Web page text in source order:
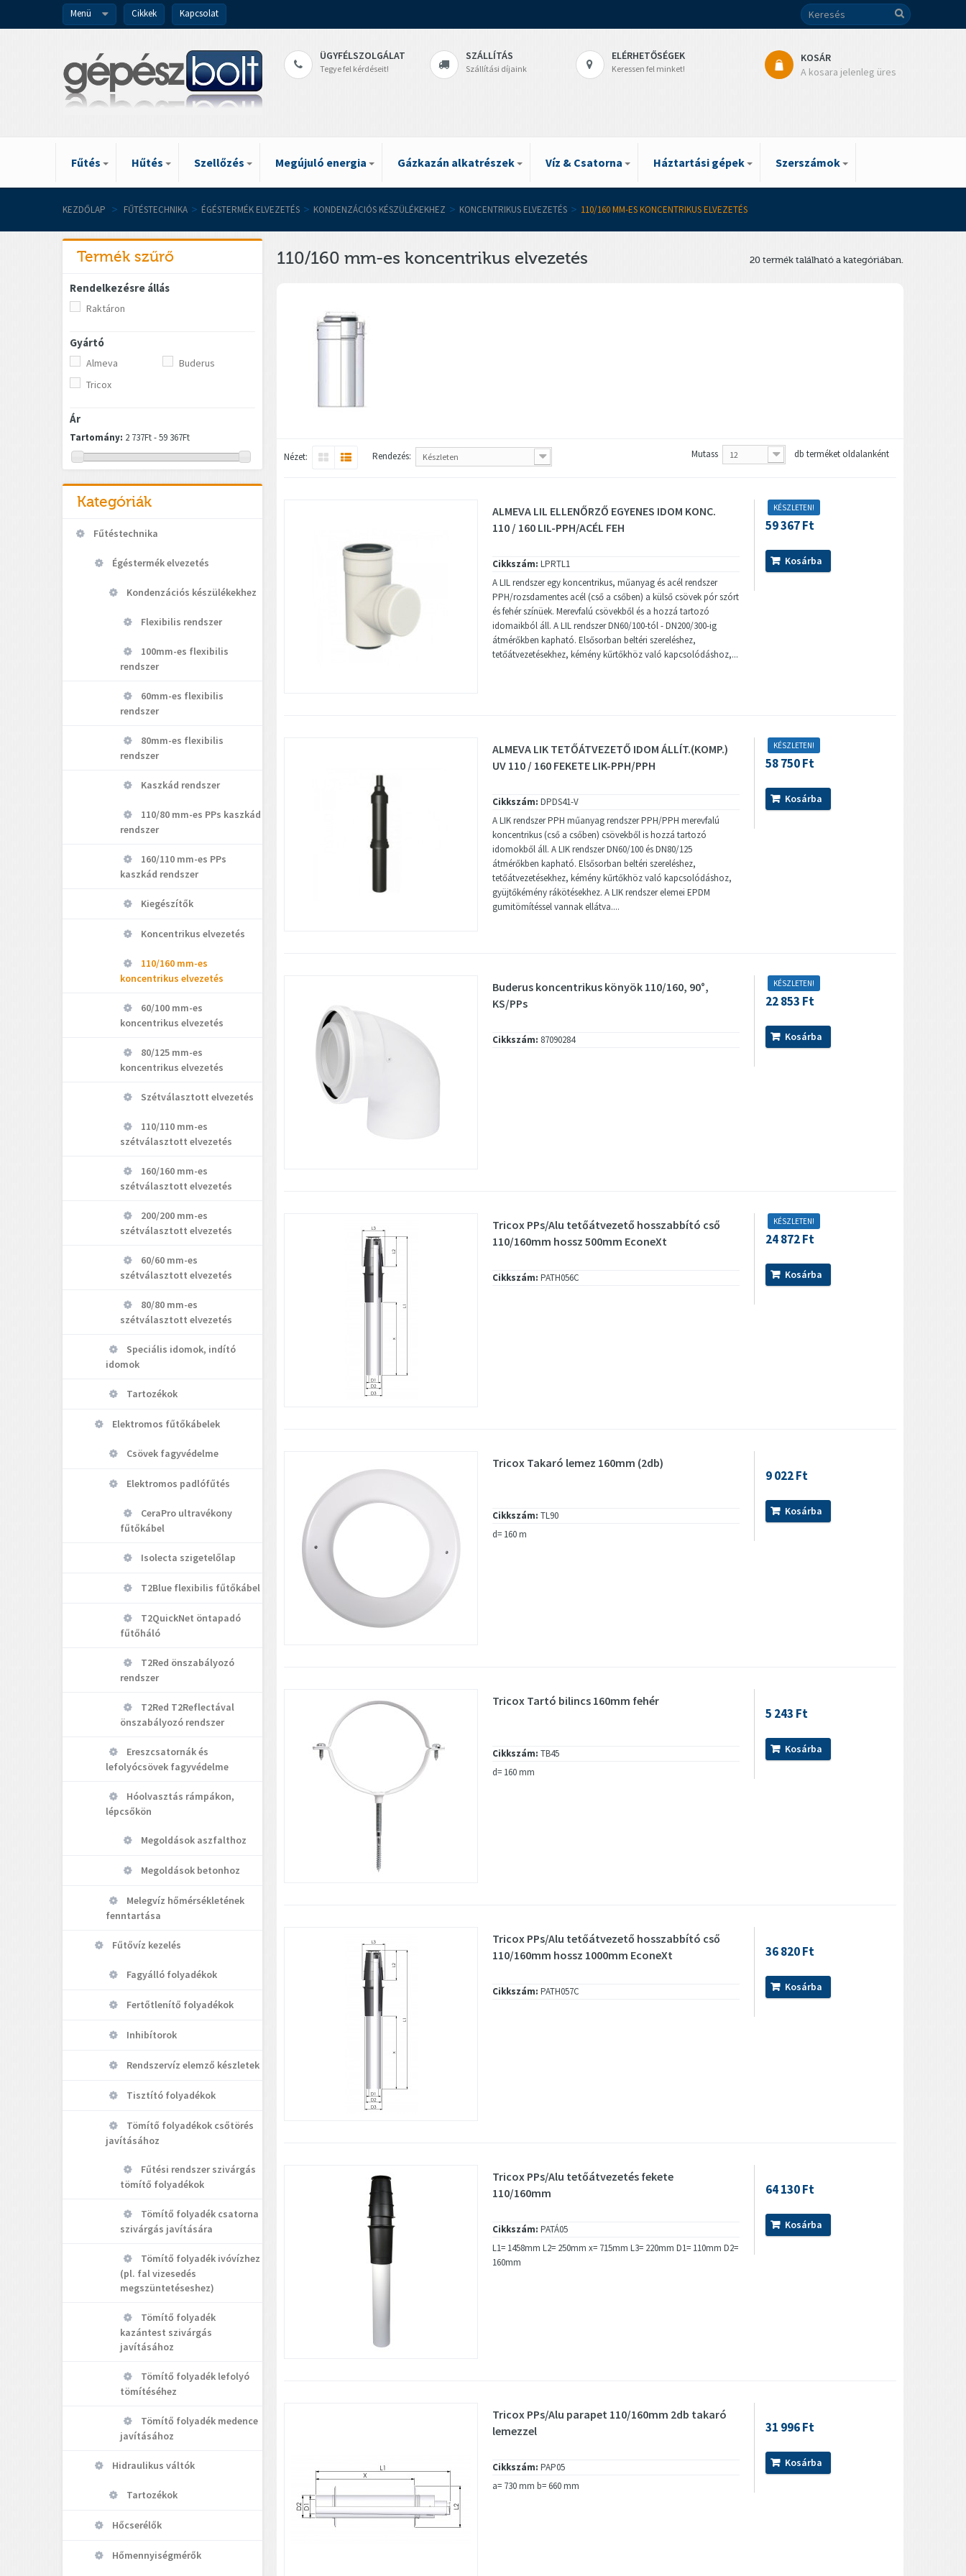
Menü Cikkek Kapcsolat
ÜGYFÉLSZOLGÁLAT
Tegye fel kérdéseit!
SZÁLLÍTÁS
Szállítási díjaink
ELÉRHETŐSÉGEK
Keressen fel minket!
KOSÁR
A kosara jelenleg üres
Fűtés Hűtés Szellőzés Megújuló energia Gázkazán alkatrészek Víz & Csatorna Háztartási gépek Szerszámok
KEZDŐLAP > FŰTÉSTECHNIKA > ÉGÉSTERMÉK ELVEZETÉS > KONDENZÁCIÓS KÉSZÜLÉKEKHEZ > KONCENTRIKUS ELVEZETÉS > 110/160 MM-ES KONCENTRIKUS ELVEZETÉS
Termék szűrő
Rendelkezésre állás
Raktáron
Gyártó
Almeva
Buderus
Tricox
Ár
Tartomány: 2 737Ft - 59 367Ft
Kategóriák
Fűtéstechnika
Égéstermék elvezetés
Kondenzációs készülékekhez
Flexibilis rendszer
100mm-es flexibilis
rendszer
60mm-es flexibilis
rendszer
80mm-es flexibilis
rendszer
Kaszkád rendszer
110/80 mm-es PPs kaszkád
rendszer
160/110 mm-es PPs
kaszkád rendszer
Kiegészítők
Koncentrikus elvezetés
110/160 mm-es
koncentrikus elvezetés
60/100 mm-es
koncentrikus elvezetés
80/125 mm-es
koncentrikus elvezetés
Szétválasztott elvezetés
110/110 mm-es
szétválasztott elvezetés
160/160 mm-es
szétválasztott elvezetés
200/200 mm-es
szétválasztott elvezetés
60/60 mm-es
szétválasztott elvezetés
80/80 mm-es
szétválasztott elvezetés
Speciális idomok, indító
idomok
Tartozékok
Elektromos fűtőkábelek
Csövek fagyvédelme
Elektromos padlófűtés
CeraPro ultravékony
fűtőkábel
Isolecta szigetelőlap
T2Blue flexibilis fűtőkábel
T2QuickNet öntapadó
fűtőháló
T2Red önszabályozó
rendszer
T2Red T2Reflectával
önszabályozó rendszer
Ereszcsatornák és
lefolyócsövek fagyvédelme
Hóolvasztás rámpákon,
lépcsőkön
Megoldások aszfalthoz
Megoldások betonhoz
Melegvíz hőmérsékletének
fenntartása
Fűtővíz kezelés
Fagyálló folyadékok
Fertőtlenítő folyadékok
Inhibítorok
Rendszervíz elemző készletek
Tisztító folyadékok
Tömítő folyadékok csőtörés
javításához
Fűtési rendszer szivárgás
tömítő folyadékok
Tömítő folyadék csatorna
szivárgás javítására
Tömítő folyadék ivóvízhez
(pl. fal vizesedés
megszüntetéseshez)
Tömítő folyadék
kazántest szivárgás
javításához
Tömítő folyadék lefolyó
tömítéséhez
Tömítő folyadék medence
javításához
Hidraulikus váltók
Tartozékok
Hőcserélők
Hőmennyiségmérők
110/160 mm-es koncentrikus elvezetés 20 termék található a kategóriában.
Nézet: Rendezés: Készleten Mutass 12 db terméket oldalanként
ALMEVA LIL ELLENŐRZŐ EGYENES IDOM KONC.
110 / 160 LIL-PPH/ACÉL FEH
Cikkszám: LPRTL1
A LIL rendszer egy koncentrikus, műanyag és acél rendszer
PPH/rozsdamentes acél (cső a csőben) a külső csövek pór szórt
és fehér színüek. Merevfalú csövekből és a hozzá tartozó
idomaikból áll. A LIL rendszer DN60/100-tól - DN200/300-ig
átmérőkben kapható. Elsősorban beltéri szereléshez,
tetőátvezetésekhez, kémény kűrtőkhöz való kapcsolódáshoz,...
KÉSZLETEN!
59 367 Ft
Kosárba
ALMEVA LIK TETŐÁTVEZETŐ IDOM ÁLLÍT.(KOMP.)
UV 110 / 160 FEKETE LIK-PPH/PPH
Cikkszám: DPDS41-V
A LIK rendszer PPH műanyag rendszer PPH/PPH merevfalú
koncentrikus (cső a csőben) csövekből is hozzá tartozó
idomokből áll. A LIK rendszer DN60/100 és DN80/125
átmérőkben kapható. Elsősorban beltéri szereléshez,
tetőátvezetésekhez, kémény kűrtőkhöz való kapcsolódáshoz,
gyüjtőkémény rákötésekhez. A LIK rendszer elemei EPDM
gumitömítéssel vannak ellátva....
KÉSZLETEN!
58 750 Ft
Kosárba
Buderus koncentrikus könyök 110/160, 90°,
KS/PPs
Cikkszám: 87090284
KÉSZLETEN!
22 853 Ft
Kosárba
Tricox PPs/Alu tetőátvezető hosszabbító cső
110/160mm hossz 500mm EconeXt
Cikkszám: PATH056C
KÉSZLETEN!
24 872 Ft
Kosárba
Tricox Takaró lemez 160mm (2db)
Cikkszám: TL90
d= 160 m
9 022 Ft
Kosárba
Tricox Tartó bilincs 160mm fehér
Cikkszám: TB45
d= 160 mm
5 243 Ft
Kosárba
Tricox PPs/Alu tetőátvezető hosszabbító cső
110/160mm hossz 1000mm EconeXt
Cikkszám: PATH057C
36 820 Ft
Kosárba
Tricox PPs/Alu tetőátvezetés fekete
110/160mm
Cikkszám: PATÁ05
L1= 1458mm L2= 250mm x= 715mm L3= 220mm D1= 110mm D2=
160mm
64 130 Ft
Kosárba
Tricox PPs/Alu parapet 110/160mm 2db takaró
lemezzel
Cikkszám: PAP05
a= 730 mm b= 660 mm
31 996 Ft
Kosárba